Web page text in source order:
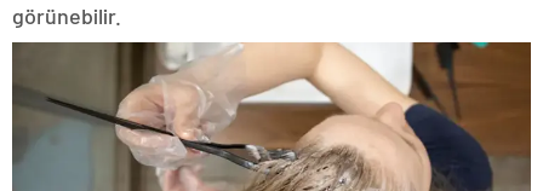
görünebilir.